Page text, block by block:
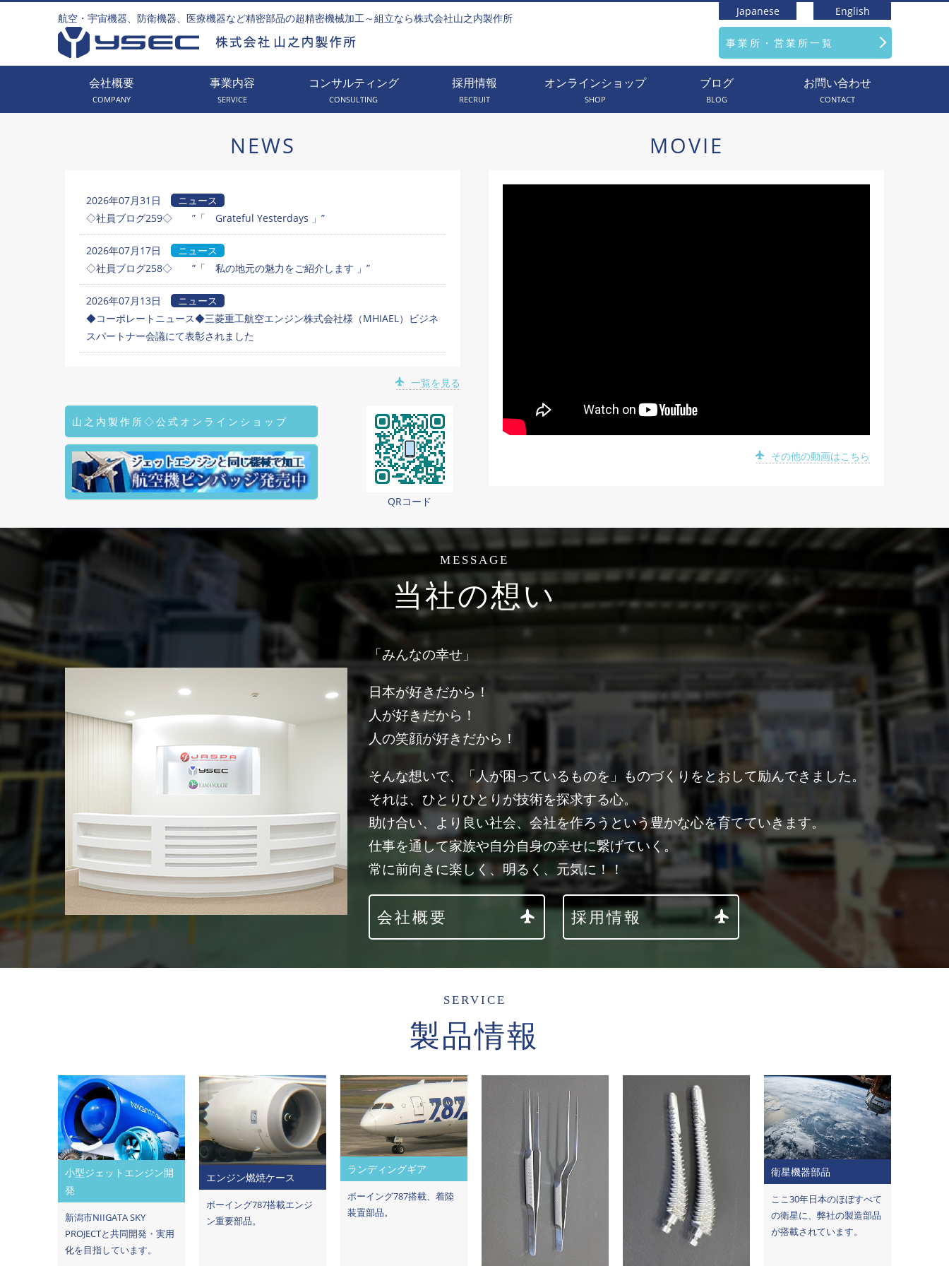
航空・宇宙機器、防衛機器、医療機器など精密部品の超精密機械加工～組立なら株式会社山之内製作所
Japanese English
事業所・営業所一覧
会社概要
COMPANY
事業内容
SERVICE
コンサルティング
CONSULTING
採用情報
RECRUIT
オンラインショップ
SHOP
ブログ
BLOG
お問い合わせ
CONTACT
NEWS
2026年07月31日
ニュース
◇社員ブログ259◇ ”「 Grateful Yesterdays 」”
2026年07月17日
ニュース
◇社員ブログ258◇ ”「 私の地元の魅力をご紹介します 」”
2026年07月13日
ニュース
◆コーポレートニュース◆三菱重工航空エンジン株式会社様（MHIAEL）ビジネ
スパートナー会議にて表彰されました
一覧を見る
山之内製作所◇公式オンラインショップ
QRコード
MOVIE
その他の動画はこちら
MESSAGE
当社の想い
「みんなの幸せ」
日本が好きだから！
人が好きだから！
人の笑顔が好きだから！
そんな想いで、「人が困っているものを」ものづくりをとおして励んできました。
それは、ひとりひとりが技術を探求する心。
助け合い、より良い社会、会社を作ろうという豊かな心を育てていきます。
仕事を通して家族や自分自身の幸せに繋げていく。
常に前向きに楽しく、明るく、元気に！！
会社概要 採用情報
SERVICE
製品情報
小型ジェットエンジン開
発
新潟市NIIGATA SKY
PROJECTと共同開発・実用
化を目指しています。
エンジン燃焼ケース
ボーイング787搭載エンジ
ン重要部品。
ランディングギア
ボーイング787搭載、着陸
装置部品。
衛星機器部品
ここ30年日本のほぼすべて
の衛星に、弊社の製造部品
が搭載されています。